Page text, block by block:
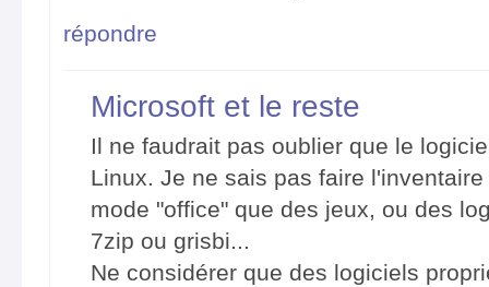
répondre
Microsoft et le reste
Il ne faudrait pas oublier que le
Linux. Je ne sais pas faire
mode "office" que des jeux, ou des
7zip ou grisbi...
Ne considérer que des logiciels